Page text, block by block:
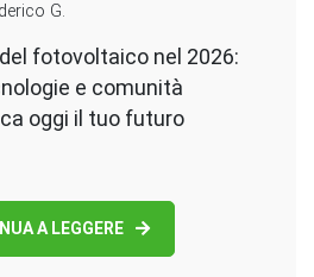
G.
fotovoltaico nel 2026:
e comunità
oggi il tuo futuro
A LEGGERE